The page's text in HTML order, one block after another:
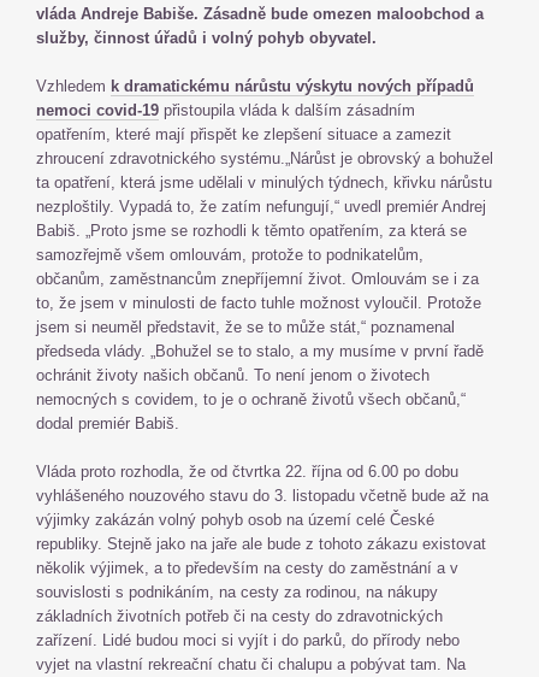
vláda Andreje Babiše. Zásadně bude omezen maloobchod a
služby, činnost úřadů i volný pohyb obyvatel.
Vzhledem k dramatickému nárůstu výskytu nových případů
nemoci covid-19 přistoupila vláda k dalším zásadním
opatřením, které mají přispět ke zlepšení situace a zamezit
zhroucení zdravotnického systému.„Nárůst je obrovský a bohužel
ta opatření, která jsme udělali v minulých týdnech, křivku nárůstu
nezploštily. Vypadá to, že zatím nefungují,“ uvedl premiér Andrej
Babiš. „Proto jsme se rozhodli k těmto opatřením, za která se
samozřejmě všem omlouvám, protože to podnikatelům,
občanům, zaměstnancům znepříjemní život. Omlouvám se i za
to, že jsem v minulosti de facto tuhle možnost vyloučil. Protože
jsem si neuměl představit, že se to může stát,“ poznamenal
předseda vlády. „Bohužel se to stalo, a my musíme v první řadě
ochránit životy našich občanů. To není jenom o životech
nemocných s covidem, to je o ochraně životů všech občanů,“
dodal premiér Babiš.
Vláda proto rozhodla, že od čtvrtka 22. října od 6.00 po dobu
vyhlášeného nouzového stavu do 3. listopadu včetně bude až na
výjimky zakázán volný pohyb osob na území celé České
republiky. Stejně jako na jaře ale bude z tohoto zákazu existovat
několik výjimek, a to především na cesty do zaměstnání a v
souvislosti s podnikáním, na cesty za rodinou, na nákupy
základních životních potřeb či na cesty do zdravotnických
zařízení. Lidé budou moci si vyjít i do parků, do přírody nebo
vyjet na vlastní rekreační chatu či chalupu a pobývat tam. Na